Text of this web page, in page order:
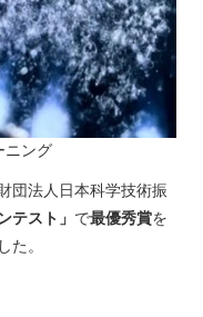
ニング
団法人日本科学技術振
テスト」 で最優秀賞を
た。